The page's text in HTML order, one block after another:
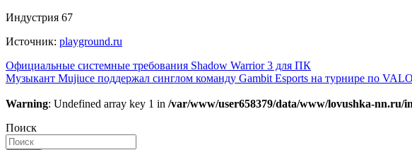
Индустрия 67
Источник: playground.ru
Навигация
по
записям
Официальные системные требования Shadow Warrior 3 для ПК
Музыкант Mujiuce поддержал синглом команду Gambit Esports на турнире по
Warning: Undefined array key 1 in /var/www/user658379/data/www/lovushka-nn.ru/
Поиск